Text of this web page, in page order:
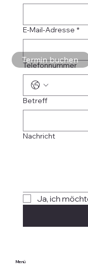
Menü
E-Mail-Adresse *
Telefonnummer
Betreff
Nachricht
Ja, ich
Termin buchen